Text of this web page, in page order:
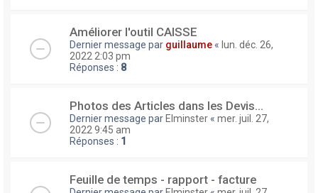
Améliorer l'outil CAISSE
Dernier message par guillaume « lun. déc. 26,
2022 2:03 pm
Réponses : 8
Photos des Articles dans les Devis...
Dernier message parElminster « mer. juil. 27,
2022 9:45 am
Réponses : 1
Feuille de temps - rapport - facture